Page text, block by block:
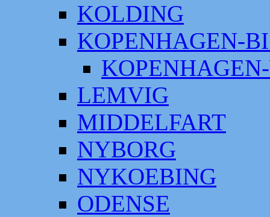
KOLDING
KOPENHAGEN-
LEMVIG
MIDDELFART
NYBORG
NYKOEBING
ODENSE